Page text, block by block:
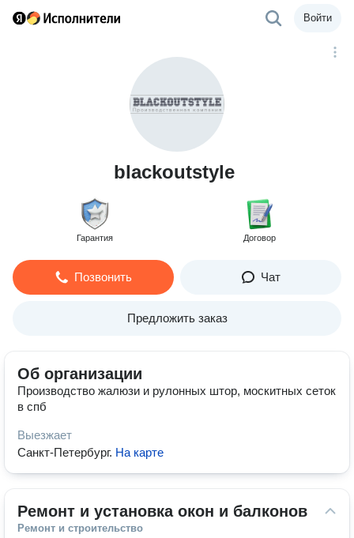
Войти
blackoutstyle
Гарантия Договор
Позвонить Чат
Предложить заказ
Об организации
Производство жалюзи и рулонных штор, москитных сеток
в спб
Выезжает
Санкт-Петербург. На карте
Ремонт и установка окон и балконов
Ремонт и строительство